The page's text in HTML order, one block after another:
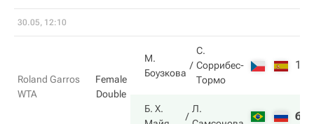
30.05, 12:10
Roland Garros
WTA
Female
Double
М.
Боузкова
С.
Соррибес-
Тормо
1
Б. Х.
Л.
6